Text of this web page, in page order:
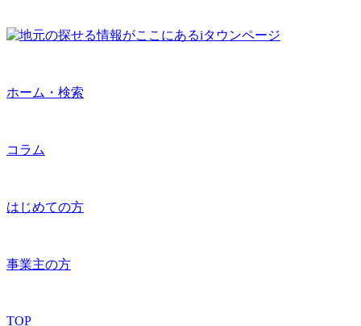
ホーム・検索
コラム
はじめての方
事業主の方
TOP